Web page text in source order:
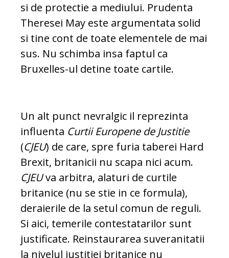
si de protectie a mediului. Prudenta
Theresei May este argumentata solid
si tine cont de toate elementele de mai
sus. Nu schimba insa faptul ca
Bruxelles-ul detine toate cartile.
Un alt punct nevralgic il reprezinta
influenta Curtii Europene de Justitie
(CJEU) de care, spre furia taberei Hard
Brexit, britanicii nu scapa nici acum.
CJEUva arbitra, alaturi de curtile
britanice (nu se stie in ce formula),
deraierile de la setul comun de reguli.
Si aici, temerile contestatarilor sunt
justificate. Reinstaurarea suveranitatii
la nivelul justitiei britanice nu